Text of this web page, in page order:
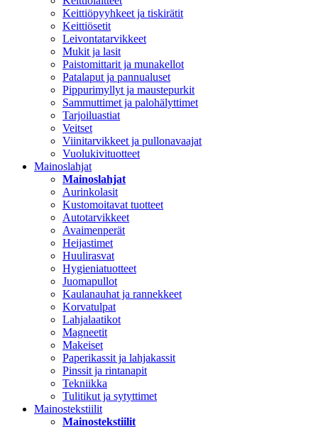
Keittiöpyyhkeet ja tiskirätit
Keittiösetit
Leivontatarvikkeet
Mukit ja lasit
Paistomittarit ja munakellot
Patalaput ja pannualuset
Pippurimyllyt ja maustepurkit
Sammuttimet ja palohälyttimet
Tarjoiluastiat
Veitset
Viinitarvikkeet ja pullonavaajat
Vuolukivituotteet
Mainoslahjat
Mainoslahjat
Aurinkolasit
Kustomoitavat tuotteet
Autotarvikkeet
Avaimenperät
Heijastimet
Huulirasvat
Hygieniatuotteet
Juomapullot
Kaulanauhat ja rannekkeet
Korvatulpat
Lahjalaatikot
Magneetit
Makeiset
Paperikassit ja lahjakassit
Pinssit ja rintanapit
Tekniikka
Tulitikut ja sytyttimet
Mainostekstiilit
Mainostekstiilit